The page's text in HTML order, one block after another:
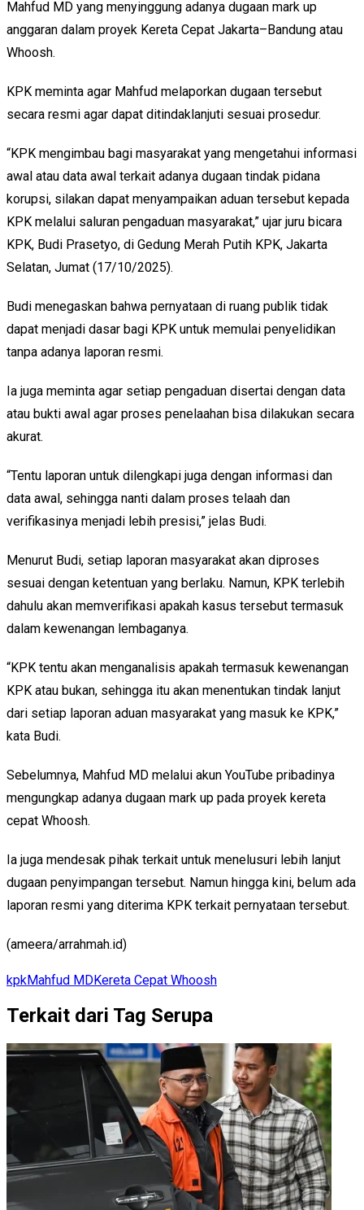
Mahfud MD yang menyinggung adanya dugaan mark up
anggaran dalam proyek Kereta Cepat Jakarta–Bandung atau
Whoosh.
KPK meminta agar Mahfud melaporkan dugaan tersebut
secara resmi agar dapat ditindaklanjuti sesuai prosedur.
“KPK mengimbau bagi masyarakat yang mengetahui informasi
awal atau data awal terkait adanya dugaan tindak pidana
korupsi, silakan dapat menyampaikan aduan tersebut kepada
KPK melalui saluran pengaduan masyarakat,” ujar juru bicara
KPK, Budi Prasetyo, di Gedung Merah Putih KPK, Jakarta
Selatan, Jumat (17/10/2025).
Budi menegaskan bahwa pernyataan di ruang publik tidak
dapat menjadi dasar bagi KPK untuk memulai penyelidikan
tanpa adanya laporan resmi.
Ia juga meminta agar setiap pengaduan disertai dengan data
atau bukti awal agar proses penelaahan bisa dilakukan secara
akurat.
“Tentu laporan untuk dilengkapi juga dengan informasi dan
data awal, sehingga nanti dalam proses telaah dan
verifikasinya menjadi lebih presisi,” jelas Budi.
Menurut Budi, setiap laporan masyarakat akan diproses
sesuai dengan ketentuan yang berlaku. Namun, KPK terlebih
dahulu akan memverifikasi apakah kasus tersebut termasuk
dalam kewenangan lembaganya.
“KPK tentu akan menganalisis apakah termasuk kewenangan
KPK atau bukan, sehingga itu akan menentukan tindak lanjut
dari setiap laporan aduan masyarakat yang masuk ke KPK,”
kata Budi.
Sebelumnya, Mahfud MD melalui akun YouTube pribadinya
mengungkap adanya dugaan mark up pada proyek kereta
cepat Whoosh.
Ia juga mendesak pihak terkait untuk menelusuri lebih lanjut
dugaan penyimpangan tersebut. Namun hingga kini, belum ada
laporan resmi yang diterima KPK terkait pernyataan tersebut.
(ameera/arrahmah.id)
kpkMahfud MDKereta Cepat Whoosh
Terkait dari Tag Serupa